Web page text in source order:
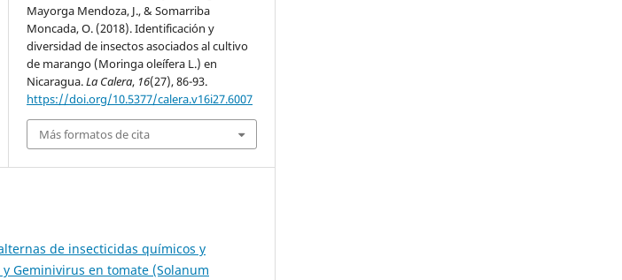
Mayorga Mendoza, J., & Somarriba
Moncada, O. (2018). Identificación y
diversidad de insectos asociados al cultivo
de marango (Moringa oleífera L.) en
Nicaragua.La Calera, 16(27), 86-93.
https://doi.org/10.5377/calera.v16i27.6007
Más formatos de cita
de insecticidas químicos y
Geminivirus en tomate (Solanum